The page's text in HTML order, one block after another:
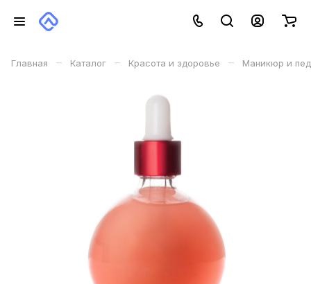
Главная – Каталог – Красота и здоровье – Маникюр и